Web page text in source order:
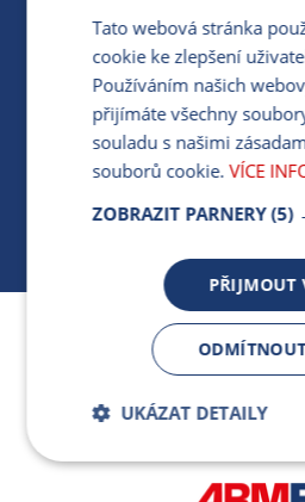
Jsme součástí skupiny
nezávislých
MÁM DOTAZ KE
412 154
PO-PÁ 7:30-
Tato webová stránka
cookie ke zlepšení
Používáním našich
přijímáte všechny
souladu s našimi
souborů cookie. VÍCE
ZOBRAZIT PARNERY (5)
PŘIJMOUT
UKÁZAT DETAILY
Bezpodmínečně
nutné soubory